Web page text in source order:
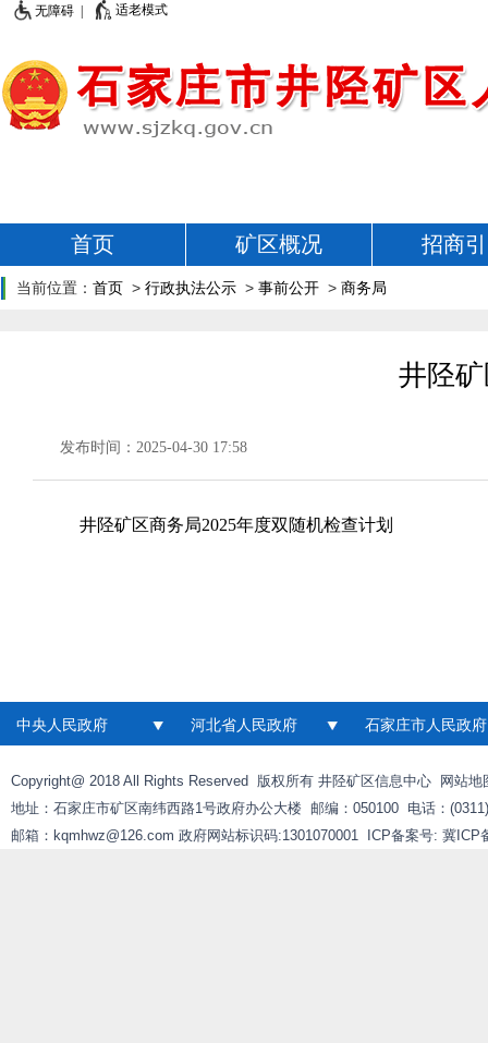
无障碍 | 适老模式
首页 矿区概况 招商
当前位置： 首页 > 行政执法公示 > 事前公开 > 商务局
井陉
发布时间：2025-04-30 17:58
井陉矿区商务局2025年度双随机检查计划